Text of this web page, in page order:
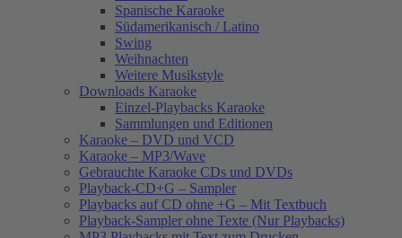
Spanische Karaoke
Südamerikanisch / Latino
Swing
Weihnachten
Weitere Musikstyle
Downloads Karaoke
Einzel-Playbacks Karaoke
Sammlungen und Editionen
Karaoke – DVD und VCD
Karaoke – MP3/Wave
Gebrauchte Karaoke CDs und DVDs
Playback-CD+G – Sampler
Playbacks auf CD ohne +G – Mit Textbuch
Playback-Sampler ohne Texte (Nur Playbacks)